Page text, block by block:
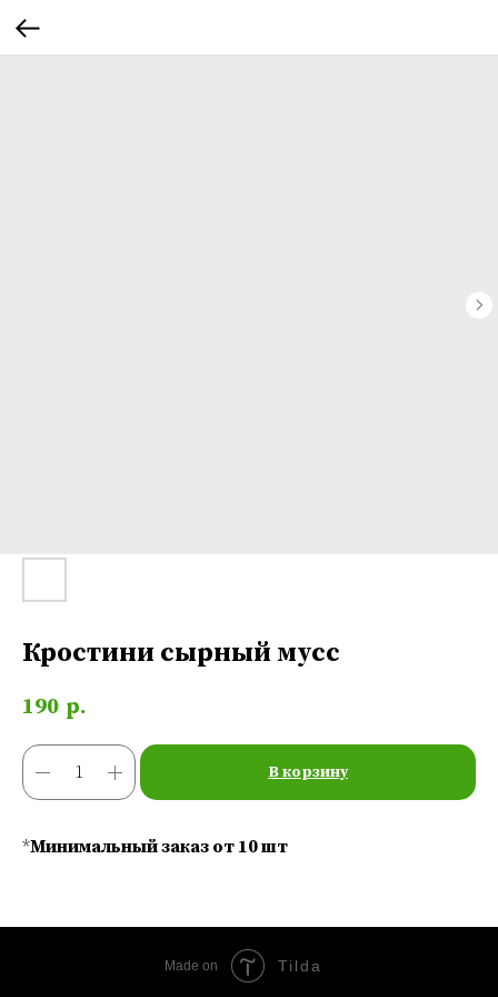
Кростини сырный мусс
190 р.
В корзину
*Минимальный заказ от 10 шт
Made on Tilda